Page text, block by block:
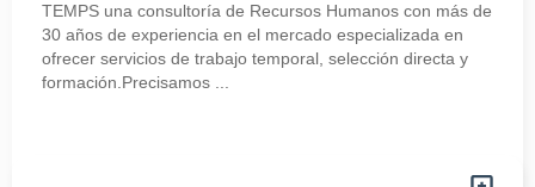
TEMPS una consultoría de Recursos Humanos con más de
30 años de experiencia en el mercado especializada en
ofrecer servicios de trabajo temporal, selección directa y
formación.Precisamos ...